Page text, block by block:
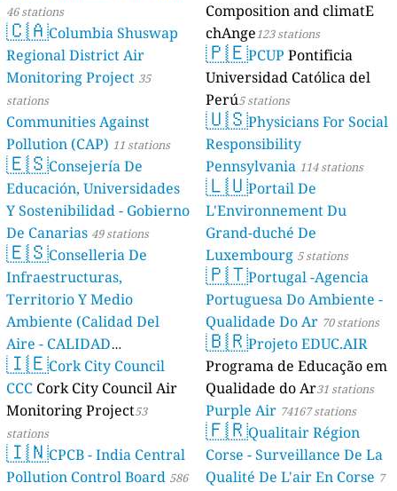
46 stations
🇨🇦Columbia Shuswap
Regional District Air
Monitoring Project 35
stations
Communities Against
Pollution (CAP) 11 stations
🇪🇸Consejería De
Educación, Universidades
Y Sostenibilidad - Gobierno
De Canarias 49 stations
🇪🇸Conselleria De
Infraestructuras,
Territorio Y Medio
Ambiente (Calidad Del
Aire - CALIDAD
AMBIENTAL) 23 stations
🇮🇪Cork City Council
CCC Cork City Council Air
Monitoring Project53
stations
🇮🇳CPCB - India Central
Pollution Control Board 586
Composition and climatE
chAnge123 stations
🇵🇪PCUP Pontificia
Universidad Católica del
Perú5 stations
🇺🇸Physicians For Social
Responsibility
Pennsylvania 114 stations
🇱🇺Portail De
L'Environnement Du
Grand-duché De
Luxembourg 5 stations
🇵🇹Portugal -Agencia
Portuguesa Do Ambiente -
Qualidade Do Ar 70 stations
🇧🇷Projeto EDUC.AIR
Programa de Educação em
Qualidade do Ar31 stations
Purple Air 74167 stations
🇫🇷Qualitair Région
Corse - Surveillance De La
Qualité De L'air En Corse 7